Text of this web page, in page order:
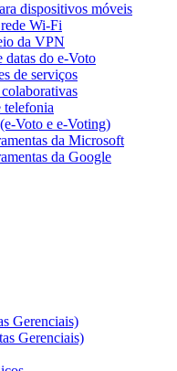
dispositivos móveis
Wi-Fi
da VPN
datas do e-Voto
de serviços
Voto e e-Voting)
da Microsoft
da Google
Gerenciais)
Gerenciais)